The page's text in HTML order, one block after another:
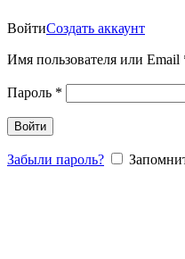
ВойтиСоздать аккаунт
Имя пользователя или Email
Пароль *
Войти
Забыли пароль?